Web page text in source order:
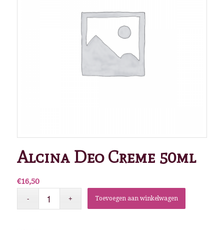
Alcina Deo Creme 50ml
€16,50
Toevoegen aan winkelwagen